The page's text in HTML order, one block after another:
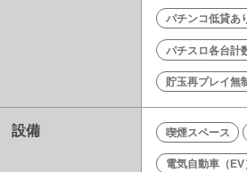
パチンコ低貸あ
パチスロ各台計
貯玉再プレイ無
設備 喫煙スペース
電気自動車（